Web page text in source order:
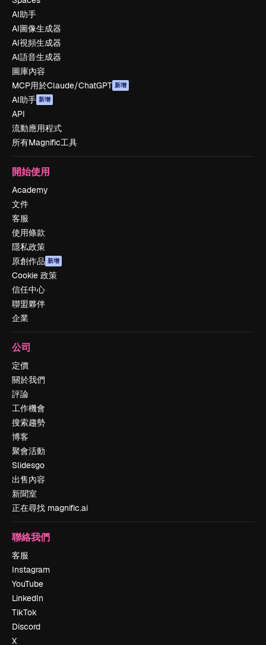
AI助手
AI圖像生成器
AI視頻生成器
AI語音生成器
圖庫內容
MCP用於Claude/ChatGPT 新增
AI助手 新增
API
流動應用程式
所有Magnific工具
開始使用
Academy
文件
客服
使用條款
隱私政策
原創作品 新增
Cookie 政策
信任中心
聯盟夥伴
企業
公司
定價
關於我們
評論
工作機會
搜索趨勢
博客
聚會活動
Slidesgo
出售內容
新聞室
正在尋找 magnific.ai
聯絡我們
客服
Instagram
YouTube
LinkedIn
TikTok
Discord
X